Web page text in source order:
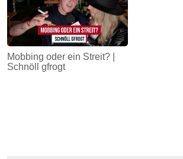
Mobbing oder ein Streit? |
Schnöll gfrogt